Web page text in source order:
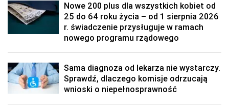
Nowe 200 plus dla wszystkich kobiet od
25 do 64 roku życia – od 1 sierpnia 2026
r. świadczenie przysługuje w ramach
nowego programu rządowego
Sama diagnoza od lekarza nie wystarczy.
Sprawdź, dlaczego komisje odrzucają
wnioski o niepełnosprawność